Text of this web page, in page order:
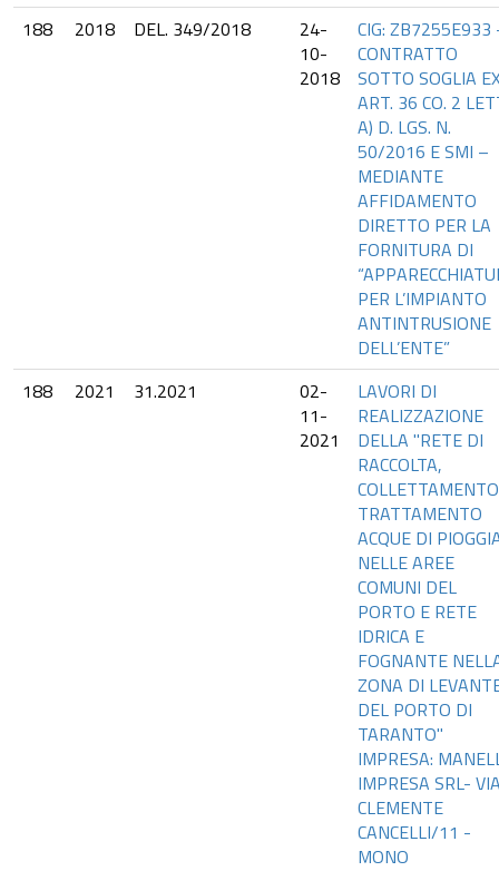
188
2018 DEL. 349/2018
24-
10-
2018
CIG: ZB7255E933
CONTRATTO
SOTTO SOGLIA
ART. 36 CO. 2
A) D. LGS. N.
50/2016 E SMI –
MEDIANTE
AFFIDAMENTO
DIRETTO PER LA
FORNITURA DI
PER L’IMPIANTO
ANTINTRUSIONE
DELL’ENTE”
188
2021 31.2021
02-
11-
2021
LAVORI DI
REALIZZAZIONE
DELLA "RETE DI
RACCOLTA,
TRATTAMENTO
ACQUE DI
NELLE AREE
COMUNI DEL
PORTO E RETE
IDRICA E
FOGNANTE
ZONA DI
DEL PORTO DI
TARANTO"
IMPRESA:
IMPRESA SRL-
CLEMENTE
CANCELLI/11 -
MONO